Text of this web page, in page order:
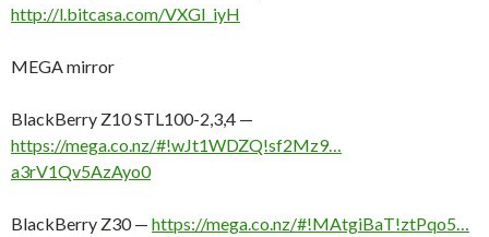
http://l.bitcasa.com/VXGI_iyH
MEGA mirror
BlackBerry Z10 STL100-2,3,4 —
https://mega.co.nz/#!wJt1WDZQ!sf2Mz9…
a3rV1Qv5AzAyo0
BlackBerry Z30 — https://mega.co.nz/#!MAtgiBaT!ztPqo5…